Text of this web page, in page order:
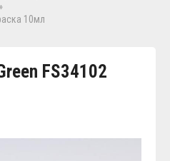
»
10мл
FS34102